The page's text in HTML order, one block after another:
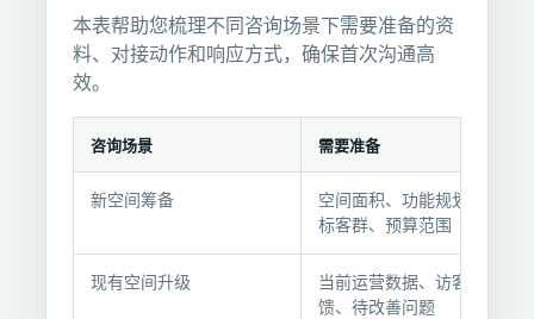
本表帮助您梳理不同咨询场景下需要准备的资
料、对接动作和响应方式，确保首次沟通高
效。
准
咨询场景 需要准备
新空间筹备
空间面积、功能规划、目
标客群、预算范围
现有空间升级
当前运营数据、访客反
馈、待改善问题